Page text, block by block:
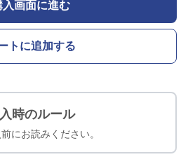
入画面に進む
トに追加する
時のルール
にお読みください。